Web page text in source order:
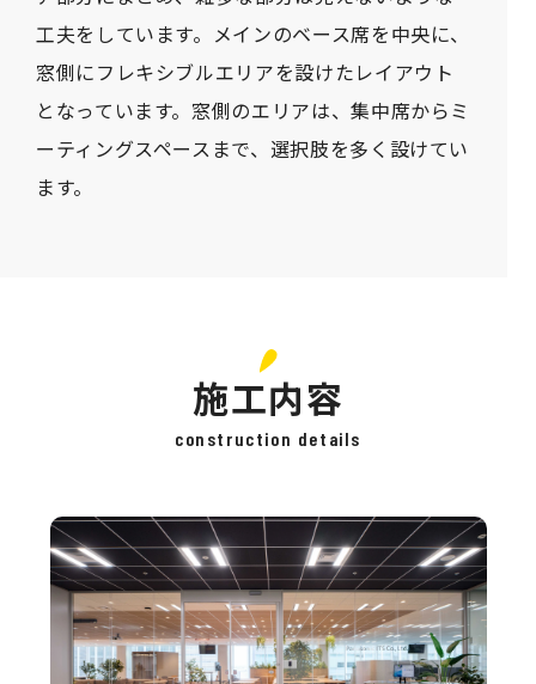
工夫をしています。メインのベース席を中央に、
窓側にフレキシブルエリアを設けたレイアウト
となっています。窓側のエリアは、集中席からミ
ーティングスペースまで、選択肢を多く設けてい
ます。
施工内容
construction details